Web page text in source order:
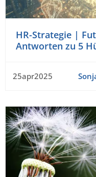
HR-Strategie |
Antworten zu 5
25apr2025